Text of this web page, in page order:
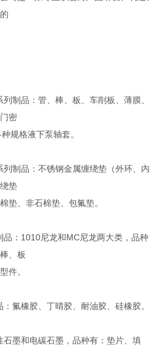
制品：管、棒、板、车削板、薄膜、
密
规格液下泵轴套。
制品：不锈钢金属缠绕垫（外环、内
垫
垫、非石棉垫、包氟垫。
：1010尼龙和MC尼龙两大类，品种
、板
件。
氟橡胶、丁晴胶、耐油胶、硅橡胶。
墨和电碳石墨，品种有：垫片、填